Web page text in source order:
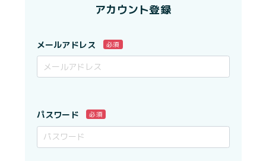
アカウント登録
メールアドレス 必須
パスワード 必須